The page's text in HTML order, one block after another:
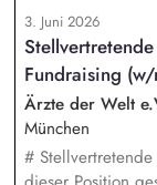
die Umsetzung
gehören
organisatorische
Konzeption,
und Vorbereitung
3. Juni 2026
Fundraising
Ärzte der Welt
München
# Stellvertretende